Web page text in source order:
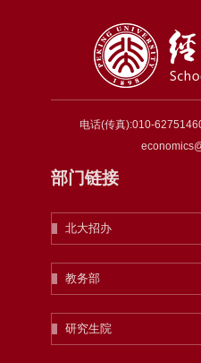
电话(传真):010-
部门链接
北大招办
教务部
研究生院